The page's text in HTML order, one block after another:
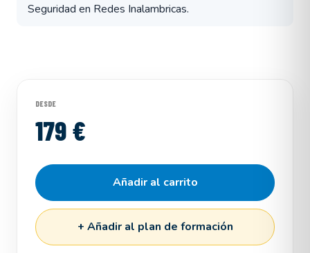
Seguridad en Redes Inalambricas.
DESDE
179 €
Añadir al carrito
+ Añadir al plan de formación